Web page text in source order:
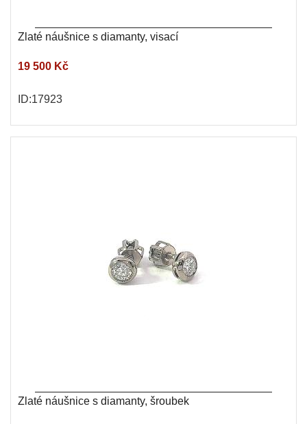
Zlaté náušnice s diamanty, visací
19 500 Kč
ID:17923
Zlaté náušnice s diamanty, šroubek